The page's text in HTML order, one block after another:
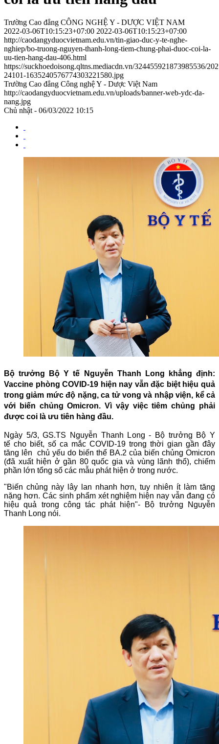
Trường Cao đẳng CÔNG NGHỆ Y - DƯỢC VIỆT NAM
2022-03-06T10:15:23+07:00 2022-03-06T10:15:23+07:00
http://caodangyduocvietnam.edu.vn/tin-giao-duc-y-te-nghe-
nghiep/bo-truong-nguyen-thanh-long-tiem-chung-phai-duoc-coi-la-
uu-tien-hang-dau-406.html
https://suckhoedoisong.qltns.mediacdn.vn/324455921873985536/
24101-1635240576774303221580.jpg
Trường Cao đẳng Công nghệ Y - Dược Việt Nam
http://caodangyduocvietnam.edu.vn/uploads/banner-web-ydc-da-
nang.jpg
Chủ nhật - 06/03/2022 10:15
Bộ trưởng Bộ Y tế Nguyễn Thanh Long khẳng định:
Vaccine phòng COVID-19 hiện nay vẫn đặc biệt hiệu quả
trong giảm mức độ nặng, ca tử vong và nhập viện, kể cả
với biến chủng Omicron. Vì vậy việc tiêm chủng phải
được coi là ưu tiên hàng đầu.
Ngày 5/3, GS.TS Nguyễn Thanh Long - Bộ trưởng Bộ Y
tế cho biết, số ca mắc COVID-19 trong thời gian gần đây
tăng lên chủ yếu do biến thể BA.2 của biến chủng Omicron
(đã xuất hiện ở gần 80 quốc gia và vùng lãnh thổ), chiếm
phần lớn tổng số các mẫu phát hiện ở trong nước.
"Biến chủng này lây lan nhanh hơn, tuy nhiên ít làm tăng
nặng hơn. Các sinh phẩm xét nghiệm hiện nay vẫn đang có
hiệu quả trong công tác phát hiện"- Bộ trưởng Nguyễn
Thanh Long nói.